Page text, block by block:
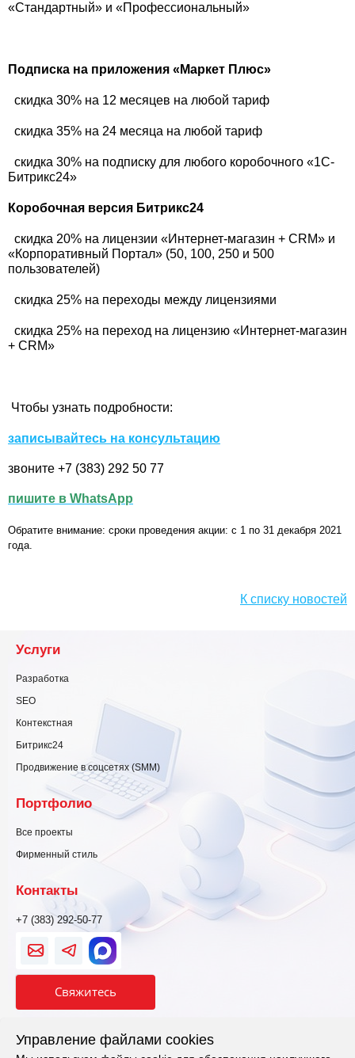
«Стандартный» и «Профессиональный»
Подписка на приложения «Маркет Плюс»
скидка 30% на 12 месяцев на любой тариф
скидка 35% на 24 месяца на любой тариф
скидка 30% на подписку для любого коробочного «1С-
Битрикс24»
Коробочная версия Битрикс24
скидка 20% на лицензии «Интернет-магазин + CRM» и
«Корпоративный Портал» (50, 100, 250 и 500
пользователей)
скидка 25% на переходы между лицензиями
скидка 25% на переход на лицензию «Интернет-магазин
+ CRM»
Чтобы узнать подробности:
записывайтесь на консультацию
звоните +7 (383) 292 50 77
пишите в WhatsApp
Обратите внимание: сроки проведения акции: с 1 по 31 декабря 2021
года.
К списку новостей
Услуги
Разработка
SEO
Контекстная
Битрикс24
Продвижение в соцсетях (SMM)
Портфолио
Все проекты
Фирменный стиль
Контакты
+7 (383) 292-50-77
Свяжитесь
Настроить cookie
Управление файлами cookies